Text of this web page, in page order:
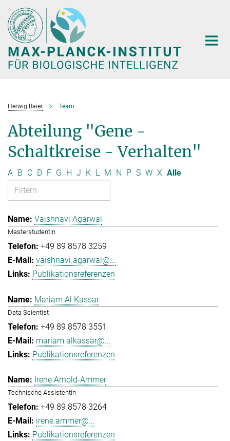
Hauptinhalt
Herwig Baier Team
Abteilung "Gene -
Schaltkreise - Verhalten"
A B C D F G H J K L M N P S W X Alle
Vaishnavi Agarwal
Masterstudentin
+49 89 8578 3259
vaishnavi.agarwal@...
Publikationsreferenzen
Mariam Al Kassar
Data Scientist
+49 89 8578 3551
mariam.alkassar@...
Publikationsreferenzen
Irene Arnold-Ammer
Technische Assistentin
+49 89 8578 3264
irene.ammer@...
Publikationsreferenzen